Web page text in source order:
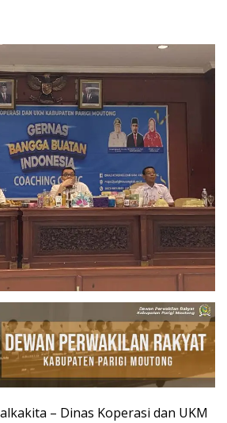
– Dinas Koperasi dan UKM